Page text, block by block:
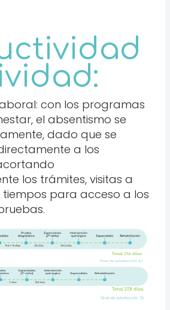
con los programas
el absentismo se
dado que se
a los
los trámites, visitas a
tiempos para acceso a los